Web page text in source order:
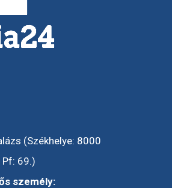
(Székhelye: 8000
69.)
személy: